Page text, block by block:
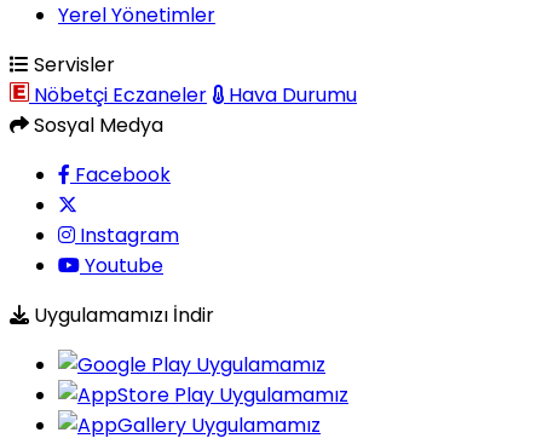
Yerel Yönetimler
Servisler
Nöbetçi Eczaneler
Hava Durumu
Sosyal Medya
Facebook
Instagram
Youtube
Uygulamamızı İndir